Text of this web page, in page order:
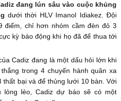
đang lún sâu vào cuộc khủng
dưới thời HLV Imanol Idiakez. Đội
điểm, chỉ hơn nhóm cầm đèn đỏ 3
kỳ báo động khi họ đã để thua tới
Cadiz đang là một dấu hỏi lớn khi
trong 4 chuyến hành quân xa
thất bại và để thủng lưới 10 bàn. Với
lỏng lẻo, Cadiz dự báo sẽ có một